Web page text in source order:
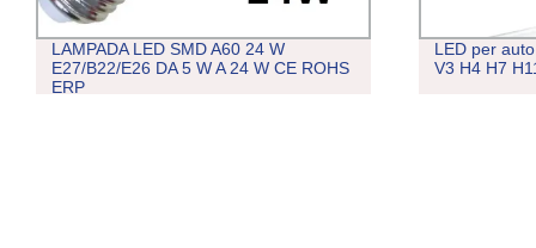
LED SMD A60 24 W
B22/E26 DA 5 W A 24 W CE ROHS
LED per auto
V3 H4 H7 H11 per